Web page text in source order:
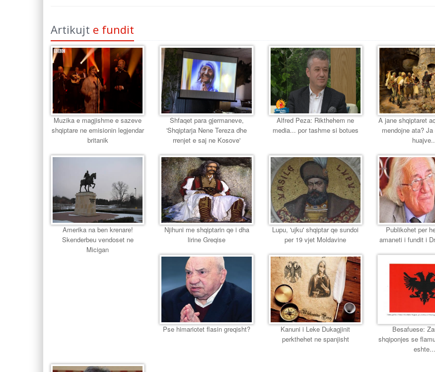
Artikujt e fundit
Muzika e magjishme e sazeve
shqiptare ne emisionin legjendar
britanik
Shfaqet para gjermaneve,
'Shqiptarja Nene Tereza dhe
rrenjet e saj ne Kosove'
Alfred Peza: Rikthehem ne
media... por tashme si botues
A jane shqiptaret
mendojne ata?
Amerika na ben krenare!
Skenderbeu vendoset ne
Micigan
Njihuni me shqiptarin qe i dha
lirine Greqise
Lupu, 'ujku' shqiptar qe sundoi
per 19 vjet Moldavine
Publikohet per
amaneti i fundit i
Pse himariotet flasin greqisht?
Kanuni i Leke Dukagjinit
perkthehet ne spanjisht
Besafuese:
shqiponjes se
eshte...